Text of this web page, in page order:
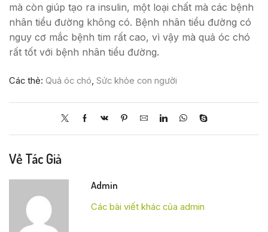
mà còn giúp tạo ra insulin, một loại chất mà các bệnh
nhân tiểu đường không có. Bệnh nhân tiểu đường có
nguy cơ mắc bệnh tim rất cao, vì vậy mà quả óc chó
rất tốt với bệnh nhân tiểu đường.
Các thẻ: Quả óc chó, Sức khỏe con người
Về Tác Giả
Admin
Các bài viết khác của admin